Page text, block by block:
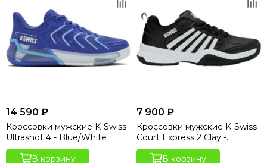
14 590 ₽
Кроссовки мужские K-Swiss
Ultrashot 4 - Blue/White
В корзину
7 900 ₽
Кроссовки мужские K-Swiss
Court Express 2 Clay -
Black/White
В корзину